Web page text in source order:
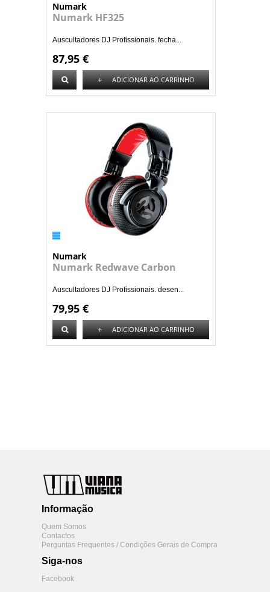
Numark
Numark HF325
Auscultadores DJ Profissionais. fecha...
87,95 €
+ ADICIONAR AO CARRINHO
Numark
Numark Redwave Carbon
Auscultadores DJ Profissionais. desen...
79,95 €
+ ADICIONAR AO CARRINHO
Informação
Quem Somos
Contactos
Perguntas Frequentes / Condições Gerais de Compra
Siga-nos
Facebook